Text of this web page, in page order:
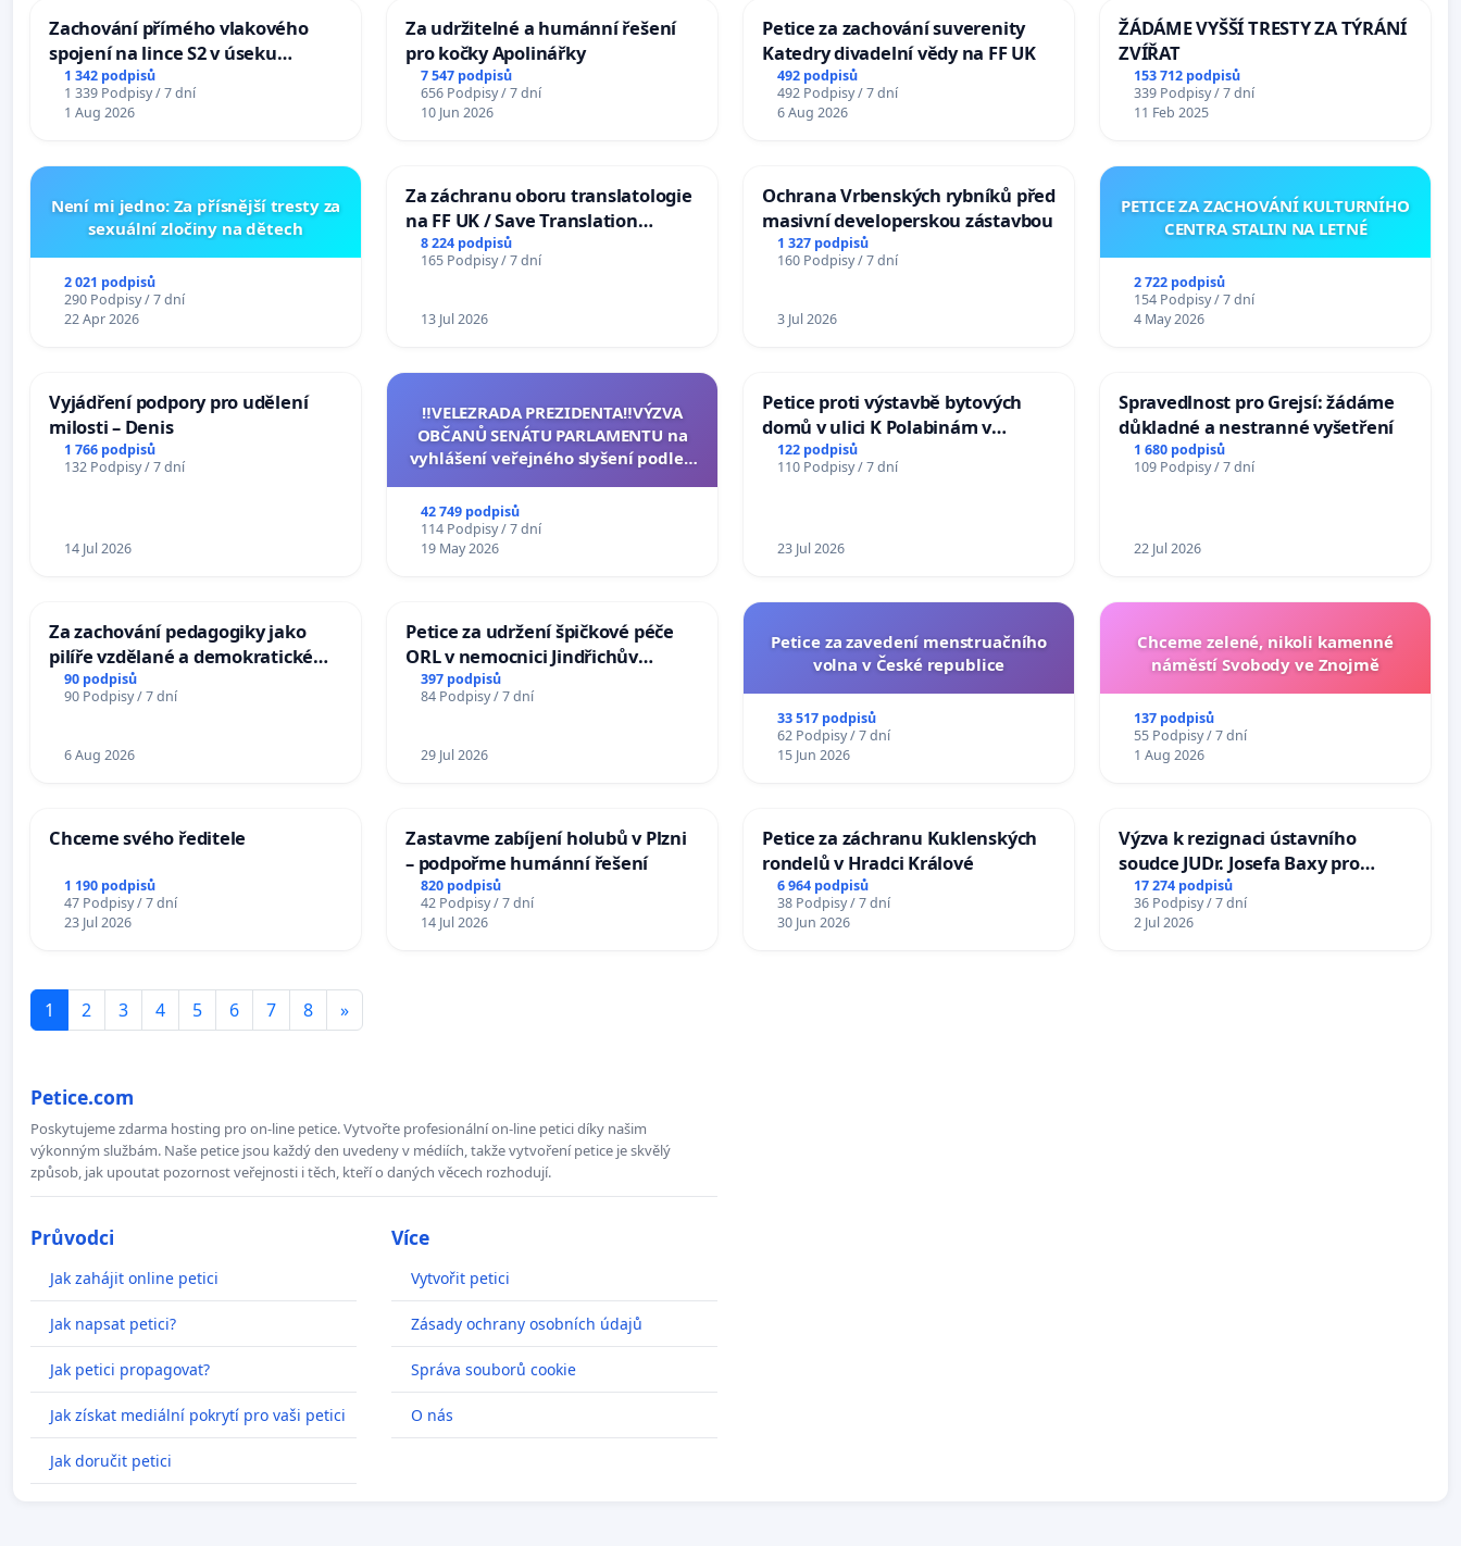
Zachování přímého vlakového
spojení na lince S2 v úseku
Ostrava – Bohumín – Karviná –
Mosty u Jablunkova
1 342 podpisů
1 339 Podpisy / 7 dní
1 Aug 2026
Za udržitelné a humánní řešení
pro kočky Apolinářky
7 547 podpisů
656 Podpisy / 7 dní
10 Jun 2026
Petice za zachování suverenity
Katedry divadelní vědy na FF UK
492 podpisů
492 Podpisy / 7 dní
6 Aug 2026
ŽÁDÁME VYŠŠÍ TRESTY ZA TÝRÁNÍ
ZVÍŘAT
153 712 podpisů
339 Podpisy / 7 dní
11 Feb 2025
Není mi jedno: Za přísnější tresty za
sexuální zločiny na dětech
2 021 podpisů
290 Podpisy / 7 dní
22 Apr 2026
Za záchranu oboru translatologie
na FF UK / Save Translation
Studies at the Faculty of Arts,
Charles University
8 224 podpisů
165 Podpisy / 7 dní
13 Jul 2026
Ochrana Vrbenských rybníků před
masivní developerskou zástavbou
1 327 podpisů
160 Podpisy / 7 dní
3 Jul 2026
PETICE ZA ZACHOVÁNÍ KULTURNÍHO
CENTRA STALIN NA LETNÉ
2 722 podpisů
154 Podpisy / 7 dní
4 May 2026
Vyjádření podpory pro udělení
milosti – Denis
1 766 podpisů
132 Podpisy / 7 dní
14 Jul 2026
‼️VELEZRADA PREZIDENTA‼️VÝZVA
OBČANŮ SENÁTU PARLAMENTU na
vyhlášení veřejného slyšení podle §
na přijetí usnesení k podání ústavní
žaloby na prezidenta republiky
42 749 podpisů
114 Podpisy / 7 dní
19 May 2026
Petice proti výstavbě bytových
domů v ulici K Polabinám v
Pardubicích
122 podpisů
110 Podpisy / 7 dní
23 Jul 2026
Spravedlnost pro Grejsí: žádáme
důkladné a nestranné vyšetření
1 680 podpisů
109 Podpisy / 7 dní
22 Jul 2026
Za zachování pedagogiky jako
pilíře vzdělané a demokratické
společnosti
90 podpisů
90 Podpisy / 7 dní
6 Aug 2026
Petice za udržení špičkové péče
ORL v nemocnici Jindřichův
Hradec
397 podpisů
84 Podpisy / 7 dní
29 Jul 2026
Petice za zavedení menstruačního
volna v České republice
33 517 podpisů
62 Podpisy / 7 dní
15 Jun 2026
Chceme zelené, nikoli kamenné
náměstí Svobody ve Znojmě
137 podpisů
55 Podpisy / 7 dní
1 Aug 2026
Chceme svého ředitele
1 190 podpisů
47 Podpisy / 7 dní
23 Jul 2026
Zastavme zabíjení holubů v Plzni
– podpořme humánní řešení
820 podpisů
42 Podpisy / 7 dní
14 Jul 2026
Petice za záchranu Kuklenských
rondelů v Hradci Králové
6 964 podpisů
38 Podpisy / 7 dní
30 Jun 2026
Výzva k rezignaci ústavního
soudce JUDr. Josefa Baxy pro
ohrožení důvěry ve spravedlivý
proces
17 274 podpisů
36 Podpisy / 7 dní
2 Jul 2026
1 2 3 4 5 6 7 8 »
Petice.com
Poskytujeme zdarma hosting pro on-line petice. Vytvořte profesionální on-line petici díky našim
výkonným službám. Naše petice jsou každý den uvedeny v médiích, takže vytvoření petice je skvělý
způsob, jak upoutat pozornost veřejnosti i těch, kteří o daných věcech rozhodují.
Průvodci
Jak zahájit online petici
Jak napsat petici?
Jak petici propagovat?
Jak získat mediální pokrytí pro vaši petici
Jak doručit petici
Více
Vytvořit petici
Zásady ochrany osobních údajů
Správa souborů cookie
O nás